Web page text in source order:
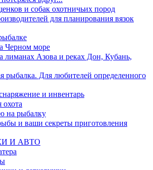
и собак охотничьих пород
для планирования вязок
Черном море
Азова и реках Дон, Кубань,
рыбалка. Для любителей определенного
и инвентарь
на рыбалку
и ваши секреты приготовления
И АВТО